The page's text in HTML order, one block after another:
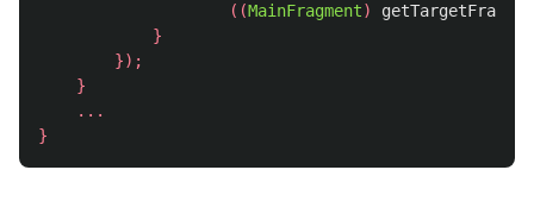
((MainFragment)
}
});
}
...
}